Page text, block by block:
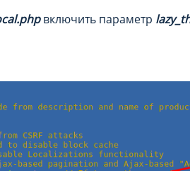
включить параметр